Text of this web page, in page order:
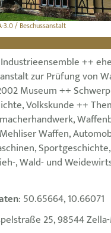
3.0 / Beschussanstalt
++
zur Prüfung von
Museum ++
Volkskunde ++
Waffen,
, Wald- und
: 50.65664, 10.66071
25, 98544